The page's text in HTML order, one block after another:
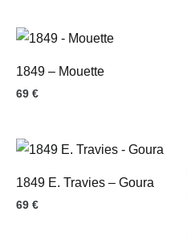
1849 – Mouette
69 €
1849 E. Travies – Goura
69 €